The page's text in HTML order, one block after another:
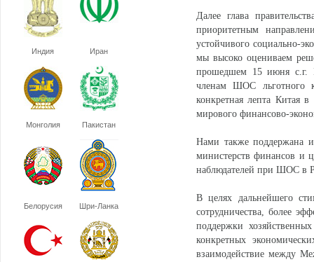
Индия Иран
Монголия Пакистан
Белорусия Шри-Ланка
Далее глава
приоритетным
устойчивого социально-
мы высоко оцениваем
прошедшем 15 июня с.г.
членам ШОС льготного
конкретная лепта Китая
мирового финансово-
Нами также поддержана
министерств финансов и
наблюдателей при ШОС в
В целях дальнейшего
сотрудничества, более
поддержки
конкретных
взаимодействие между